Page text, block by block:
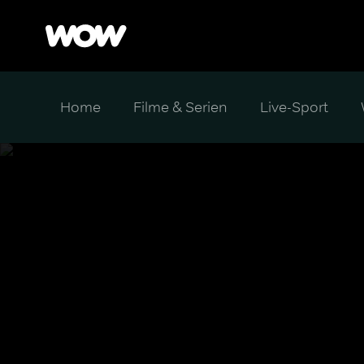
Home Filme & Serien Live-Sport